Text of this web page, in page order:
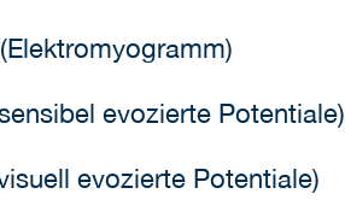
evozierte Potentiale)
evozierte Potentiale)